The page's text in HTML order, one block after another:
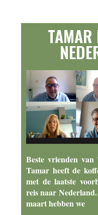
TAMAR
Beste vrienden
Tamar heeft de
met de laatste
reis naar
maart hebben we